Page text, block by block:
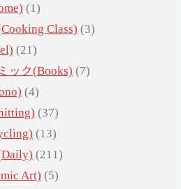
(1)
Class) (3)
(21)
ック(Books) (7)
(4)
(37)
(13)
(211)
Art) (5)